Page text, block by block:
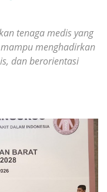
tenaga medis yang
menghadirkan
dan berorientasi